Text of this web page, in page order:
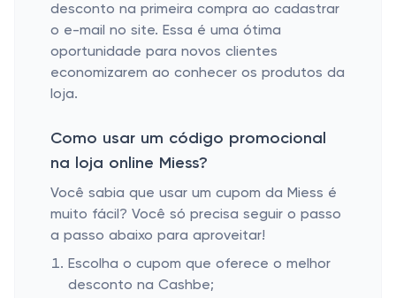
desconto na primeira compra ao cadastrar
o e-mail no site. Essa é uma ótima
oportunidade para novos clientes
economizarem ao conhecer os produtos da
loja.
Como usar um código promocional
na loja online Miess?
Você sabia que usar um cupom da Miess é
muito fácil? Você só precisa seguir o passo
a passo abaixo para aproveitar!
Escolha o cupom que oferece o melhor
desconto na Cashbe;